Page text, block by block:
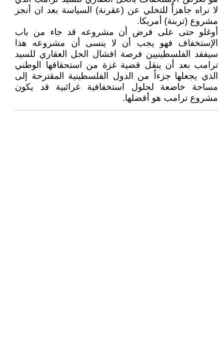
لا نراه جاهزاً للتخلي عن (عقرنة) السياسة بعد ان أنجز
مشروع (تربنة) أمريكا.
أوغلو حتى على فرض أن مشروعه قد جاء من باب
الإستخفاف فهو يجب أن لا ينسى أن مشروعه هذا
سيفقد الفلسطينيين فرصة افشال الحل العقاري للسيد
ترامب بعد أن ينقل قضية غزة من استحقاقها الوطني
الذي يجعلها جزءاً من الدول الفلسطينية المقترحة إلى
مساحة خاضعة لحلول استخفافية غرائبية قد يكون
مشروع ترامب هو أفضلها.